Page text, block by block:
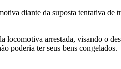
diante da suposta tentativa de
arrestada, visando o
poderia ter seus bens congelados.